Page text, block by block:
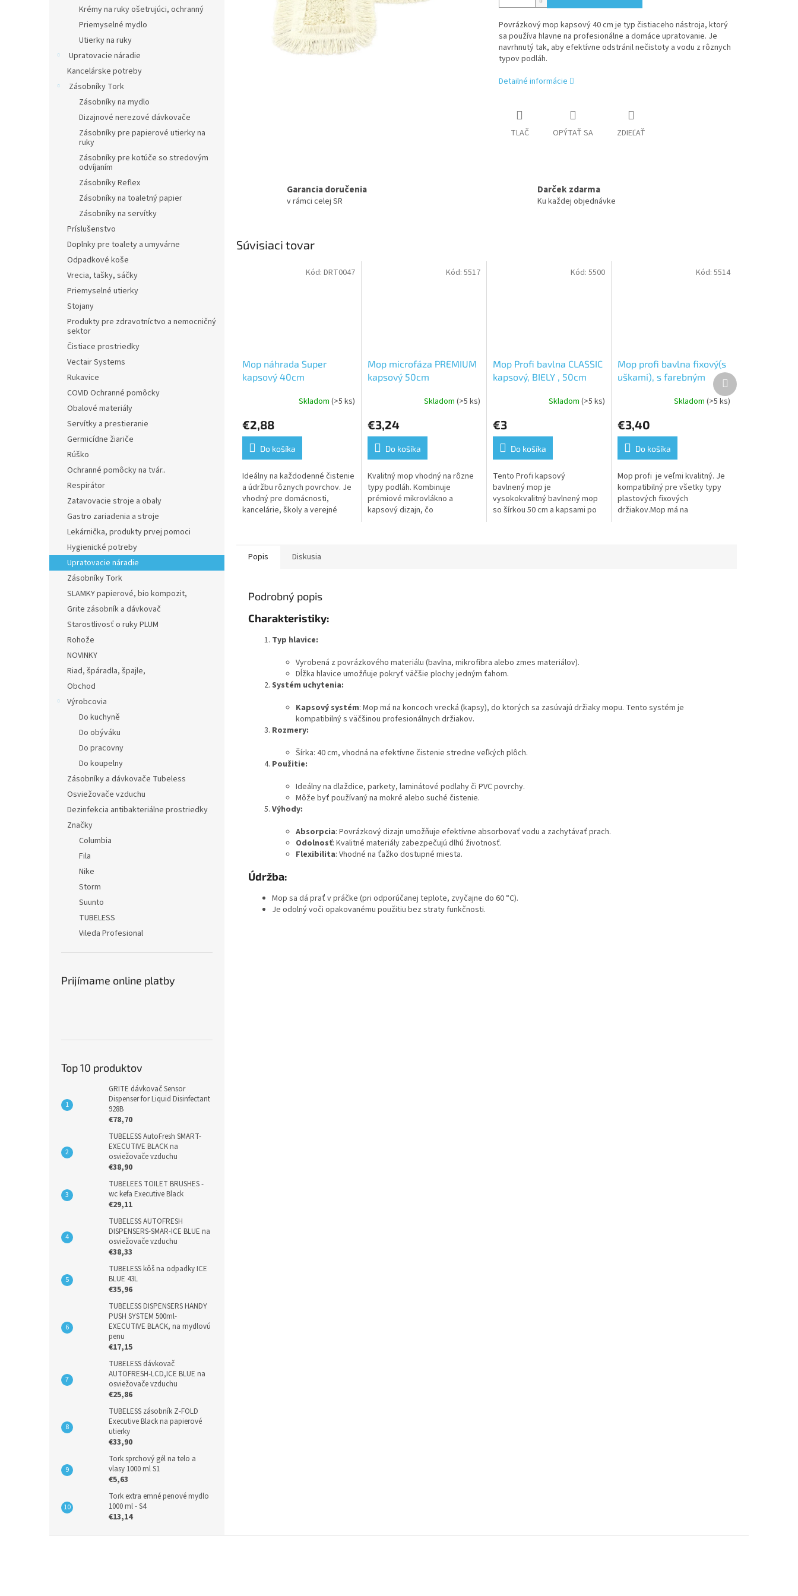
Krémy na ruky ošetrujúci, ochranný
Priemyselné mydlo
Utierky na ruky
Upratovacie náradie
Kancelárske potreby
Zásobníky Tork
Zásobníky na mydlo
Dizajnové nerezové dávkovače
Zásobníky pre papierové utierky na
ruky
Zásobníky pre kotúče so stredovým
odvíjaním
Zásobníky Reflex
Zásobníky na toaletný papier
Zásobníky na servítky
Príslušenstvo
Doplnky pre toalety a umyvárne
Odpadkové koše
Vrecia, tašky, sáčky
Priemyselné utierky
Stojany
Produkty pre zdravotníctvo a nemocničný
sektor
Čistiace prostriedky
Vectair Systems
Rukavice
COVID Ochranné pomôcky
Obalové materiály
Servítky a prestieranie
Germicídne žiariče
Rúško
Ochranné pomôcky na tvár..
Respirátor
Zatavovacie stroje a obaly
Gastro zariadenia a stroje
Lekárnička, produkty prvej pomoci
Hygienické potreby
Upratovacie náradie
Zásobníky Tork
SLAMKY papierové, bio kompozit,
Grite zásobník a dávkovač
Starostlivosť o ruky PLUM
Rohože
NOVINKY
Riad, špáradla, špajle,
Obchod
Výrobcovia
Do kuchyně
Do obýváku
Do pracovny
Do koupelny
Zásobníky a dávkovače Tubeless
Osviežovače vzduchu
Dezinfekcia antibakteriálne prostriedky
Značky
Columbia
Fila
Nike
Storm
Suunto
TUBELESS
Vileda Profesional
Prijímame online platby
Top 10 produktov
GRITE dávkovač Sensor
Dispenser for Liquid Disinfectant
928B
€78,70
TUBELESS AutoFresh SMART-
EXECUTIVE BLACK na
osviežovače vzduchu
€38,90
TUBELEES TOILET BRUSHES -
wc kefa Executive Black
€29,11
TUBELESS AUTOFRESH
DISPENSERS-SMAR-ICE BLUE na
osviežovače vzduchu
€38,33
TUBELESS kôš na odpadky ICE
BLUE 43L
€35,96
TUBELESS DISPENSERS HANDY
PUSH SYSTEM 500ml-
EXECUTIVE BLACK, na mydlovú
penu
€17,15
TUBELESS dávkovač
AUTOFRESH-LCD,ICE BLUE na
osviežovače vzduchu
€25,86
TUBELESS zásobník Z-FOLD
Executive Black na papierové
utierky
€33,90
Tork sprchový gél na telo a
vlasy 1000 ml S1
€5,63
Tork extra emné penové mydlo
1000 ml - S4
€13,14
Povrázkový mop kapsový 40 cm je typ čistiaceho nástroja, ktorý
sa používa hlavne na profesionálne a domáce upratovanie. Je
navrhnutý tak, aby efektívne odstránil nečistoty a vodu z rôznych
typov podláh.
Detailné informácie
TLAČ OPÝTAŤ SA ZDIEĽAŤ
Garancia doručenia
v rámci celej SR
Darček zdarma
Ku každej objednávke
Súvisiaci tovar
Mop náhrada Super
kapsový 40cm
produktu
je
5,0
z
5
hviezdičiek.
Skladom (>5 ks)
€2,88
Do košíka
Ideálny na každodenné čistenie
a údržbu rôznych povrchov. Je
vhodný pre domácnosti,
kancelárie, školy a verejné
Kód: DRT0047
Mop microfáza PREMIUM
kapsový 50cm
Skladom (>5 ks)
€3,24
Do košíka
Kvalitný mop vhodný na rôzne
typy podláh. Kombinuje
prémiové mikrovlákno a
kapsový dizajn, čo
Kód: 5517
Mop Profi bavlna CLASSIC
kapsový, BIELY , 50cm
Skladom(>5 ks)
€3
Do košíka
Tento Profi kapsový
bavlnený mop je
vysokokvalitný bavlnený mop
so šírkou 50 cm a kapsami po
Kód:5500
Mop profi bavlna fixový(s
uškami), s farebným
produktu
je
5,0
z
5
hviezdičiek.
Skladom(>5 ks)
€3,40
Do košíka
Mop profi je veľmi kvalitný. Je
kompatibilný pre všetky typy
plastových fixových
držiakov.Mop má na
Kód: 5514
Ďalší
produkt
Popis Diskusia
Podrobný popis
Charakteristiky:
Typ hlavice:
Vyrobená z povrázkového materiálu (bavlna, mikrofibra alebo zmes materiálov).
Dĺžka hlavice umožňuje pokryť väčšie plochy jedným ťahom.
Systém uchytenia:
Kapsový systém: Mop má na koncoch vrecká (kapsy), do ktorých sa zasúvajú držiaky mopu. Tento systém je
kompatibilný s väčšinou profesionálnych držiakov.
Rozmery:
Šírka: 40 cm, vhodná na efektívne čistenie stredne veľkých plôch.
Použitie:
Ideálny na dlaždice, parkety, laminátové podlahy či PVC povrchy.
Môže byť používaný na mokré alebo suché čistenie.
Výhody:
Absorpcia: Povrázkový dizajn umožňuje efektívne absorbovať vodu a zachytávať prach.
Odolnosť: Kvalitné materiály zabezpečujú dlhú životnosť.
Flexibilita: Vhodné na ťažko dostupné miesta.
Údržba:
Mop sa dá prať v práčke (pri odporúčanej teplote, zvyčajne do 60 °C).
Je odolný voči opakovanému použitiu bez straty funkčnosti.